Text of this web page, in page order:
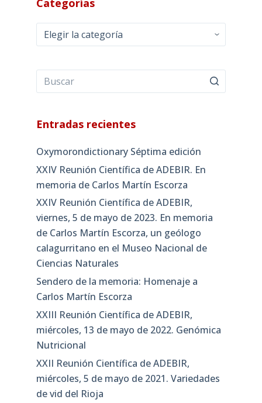
Categorías
Entradas recientes
Oxymorondictionary Séptima edición
XXIV Reunión Científica de ADEBIR. En
memoria de Carlos Martín Escorza
XXIV Reunión Científica de ADEBIR,
viernes, 5 de mayo de 2023. En memoria
de Carlos Martín Escorza, un geólogo
calagurritano en el Museo Nacional de
Ciencias Naturales
Sendero de la memoria: Homenaje a
Carlos Martín Escorza
XXIII Reunión Científica de ADEBIR,
miércoles, 13 de mayo de 2022. Genómica
Nutricional
XXII Reunión Científica de ADEBIR,
miércoles, 5 de mayo de 2021. Variedades
de vid del Rioja